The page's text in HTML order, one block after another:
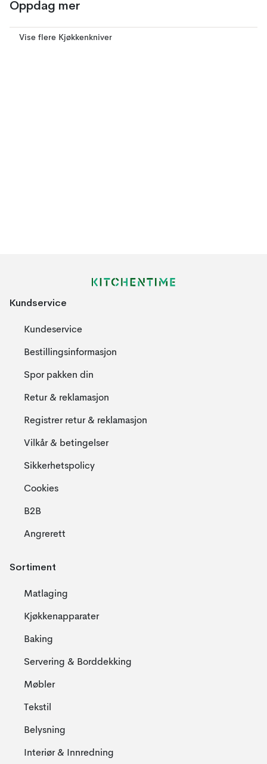
Oppdag mer
Vise flere Kjøkkenkniver
Kundservice
Kundeservice
Bestillingsinformasjon
Spor pakken din
Retur & reklamasjon
Registrer retur & reklamasjon
Vilkår & betingelser
Sikkerhetspolicy
Cookies
B2B
Angrerett
Sortiment
Matlaging
Kjøkkenapparater
Baking
Servering & Borddekking
Møbler
Tekstil
Belysning
Interiør & Innredning